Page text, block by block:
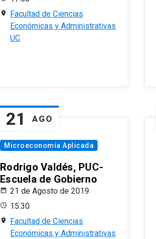
Facultad de Ciencias
Económicas y Administrativas
UC
21 AGO
Microeconomía Aplicada
Rodrigo Valdés, PUC-
Escuela de Gobierno
21 de Agosto de 2019
15:30
Facultad de Ciencias
Económicas y Administrativas